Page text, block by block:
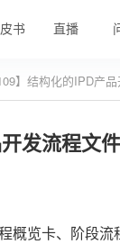
书 直播
】结构化的IPD
发流程
览卡、阶段流